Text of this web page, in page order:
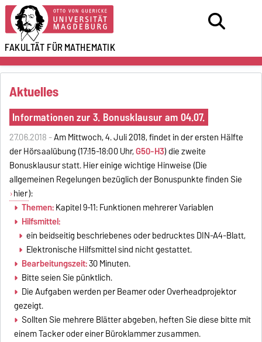
FAKULTÄT FÜRMATHEMATIK
Aktuelles
Informationen zur 3. Bonusklausur am 04.07.
27.06.2018 -Am Mittwoch, 4. Juli 2018, findet in der ersten Hälfte
der Hörsaalübung (17:15-18:00 Uhr,G50-H3) die zweite
Bonusklausur statt. Hier einige wichtige Hinweise (Die
allgemeinen Regelungen bezüglich der Bonuspunkte finden Sie
hier):
Themen:Kapitel 9-11: Funktionen mehrerer Variablen
Hilfsmittel:
ein beidseitig beschriebenes oder bedrucktes DIN-A4-Blatt,
Elektronische Hilfsmittel sind nicht gestattet.
Bearbeitungszeit:30 Minuten.
Bitte seien Sie pünktlich.
Die Aufgaben werden per Beamer oder Overheadprojektor
gezeigt.
Sollten Sie mehrere Blätter abgeben, heften Sie diese bitte mit
einem Tacker oder einer Büroklammer zusammen.